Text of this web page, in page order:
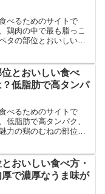
べるためのサイトで
鶏肉の中で最も脂っこ
タの部位とおいしい食
を紹介・解説していま
とおいしい食べ
低脂肪で高タンパ
べるためのサイトで
低脂肪で高タンパク、
力の鶏のむねの部位と
むね肉のあらゆる情報
います。
おいしい食べ方・
で濃厚なうま味が